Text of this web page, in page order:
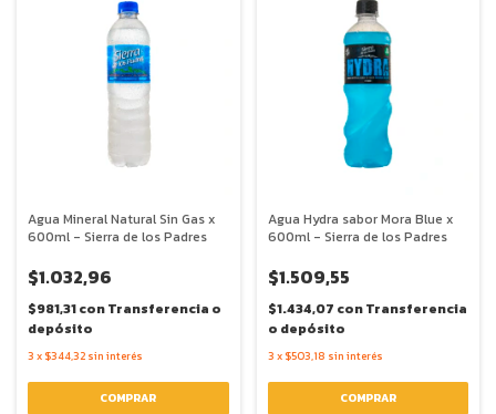
Agua Mineral Natural Sin Gas x
600ml - Sierra de los Padres
$1.032,96
$981,31conTransferencia o
depósito
3 x $344,32 sin interés
Agua Hydra sabor Mora Blue x
600ml - Sierra de los Padres
$1.509,55
$1.434,07 conTransferencia
o depósito
3 x $503,18 sin interés